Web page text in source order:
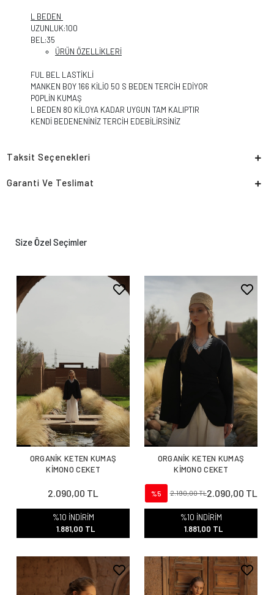
L BEDEN
UZUNLUK:100
BEL:35
ÜRÜN ÖZELLİKLERİ
FUL BEL LASTİKLİ
MANKEN BOY 166 KİLİO 50 S BEDEN TERCİH EDİYOR
POPLİN KUMAŞ
L BEDEN 80 KİLOYA KADAR UYGUN TAM KALIPTIR
KENDİ BEDENENİNİZ TERCİH EDEBİLİRSİNİZ
Taksit Seçenekleri
Garanti Ve Teslimat
Size Özel Seçimler
ORGANİK KETEN KUMAŞ
KİMONO CEKET
2.090,00 TL
%10 İNDİRİM
1.881,00 TL
ORGANİK KETEN KUMAŞ
KİMONO CEKET
%5 2.190,00 TL2.090,00 TL
%10 İNDİRİM
1.881,00 TL